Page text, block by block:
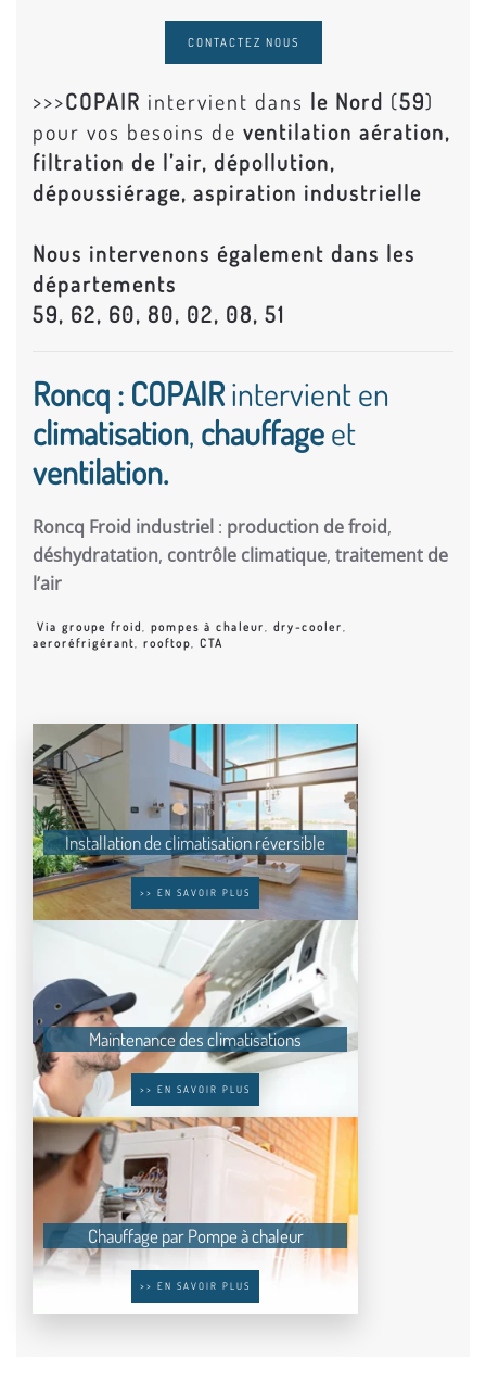
CONTACTEZ NOUS
>>>COPAIR intervient dans le Nord (59)
pour vos besoins de ventilation aération,
filtration de l’air, dépollution,
dépoussiérage, aspiration industrielle
Nous intervenons également dans les
départements
59, 62, 60, 80, 02, 08, 51
Roncq : COPAIRintervient en
climatisation, chauffageet
ventilation.
Roncq Froid industriel : production de froid,
déshydratation, contrôle climatique, traitement de
l’air
Via groupe froid, pompes à chaleur, dry-cooler,
aeroréfrigérant, rooftop, CTA
Installation de climatisation réversible
>> EN SAVOIR PLUS
Maintenance des climatisations
>> EN SAVOIR PLUS
Chauffage par Pompe à chaleur
>> EN SAVOIR PLUS